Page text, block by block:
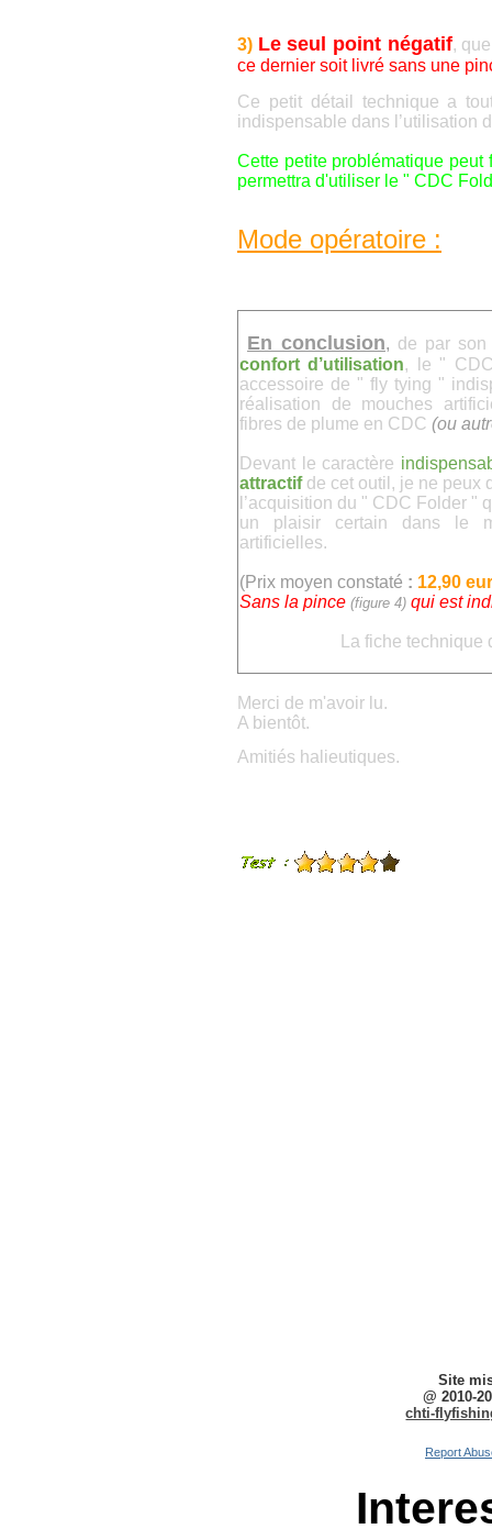
3) Le seul point négatif,
ce dernier soit livré sans une
Ce petit détail technique a
indispensable dans l’utilisation
Cette petite problématique peut
permettra d'utiliser le " CDC
Mode opératoire :
En conclusion, de par
confort d’utilisation, le "
accessoire de " fly tying "
réalisation de mouches
fibres de plume en CDC (ou
Devant le caractère
attractifde cet outil, je ne peux
l’acquisition du " CDC Folder "
un plaisir certain dans le
artificielles.
(Prix moyen constaté : 12,90
Sans la pince (figure 4) qui est
La fiche technique
Merci de m'avoir lu.
A bientôt.
Amitiés halieutiques.
Site
@ 2010-
chti-
Report